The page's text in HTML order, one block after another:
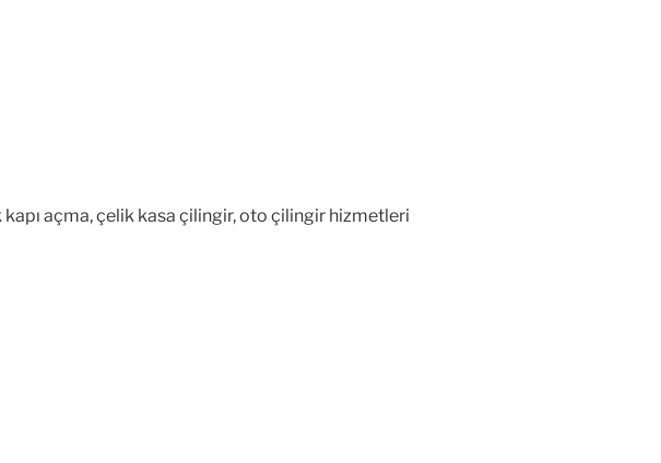
açma, çelik kasa çilingir, oto çilingir hizmetleri